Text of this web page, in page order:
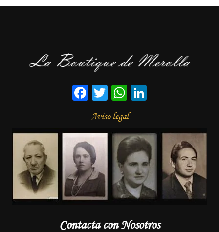
Facebook
TwitterWhatsApp
Aviso legal
Contacta con Nosotros